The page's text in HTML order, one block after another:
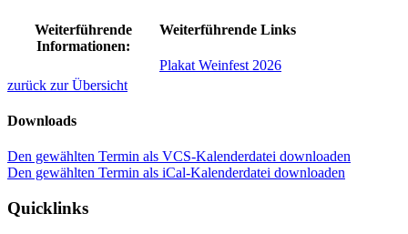
Weiterführende
Informationen:
Weiterführende Links
Plakat Weinfest 2026
zurück zur Übersicht
Downloads
Den gewählten Termin als VCS-Kalenderdatei downloaden
Den gewählten Termin als iCal-Kalenderdatei downloaden
Quicklinks